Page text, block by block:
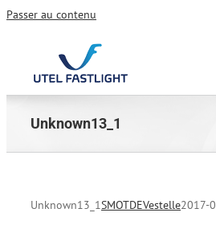
Passer au contenu
Unknown13_1
Unknown13_1SMOTDEVestelle2017-